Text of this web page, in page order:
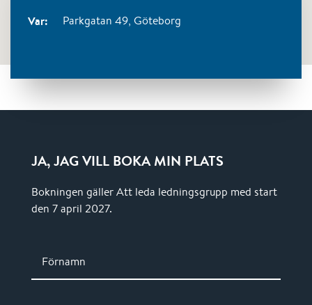
Var: Parkgatan 49, Göteborg
JA, JAG VILL BOKA MIN PLATS
Bokningen gäller Att leda ledningsgrupp med start
den 7 april 2027.
Förnamn